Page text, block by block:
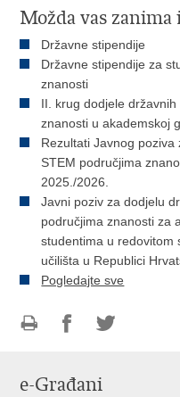
Možda vas zanima
Državne stipendije
Državne stipendije za
znanosti
II. krug dodjele
znanosti u akademskoj
Rezultati Javnog
STEM područjima
2025./2026.
Javni poziv za dodjelu
područjima znanosti za
studentima u redovitom
učilišta u Republici
Pogledajte sve
FacebookuTwitteru
e-Građani